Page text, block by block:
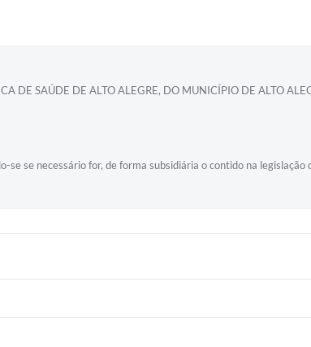
DE SAÚDE DE ALTO ALEGRE, DO MUNICÍPIO DE ALTO
se necessário for, de forma subsidiária o contido na legislação